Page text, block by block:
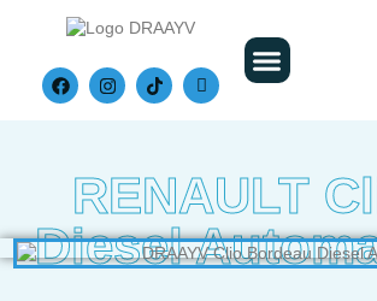
RENAULT
Diesel